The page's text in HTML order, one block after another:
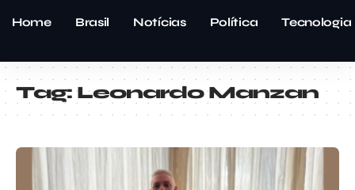
Home Brasil Notícias Política Tecnologia
Tag:Leonardo Manzan